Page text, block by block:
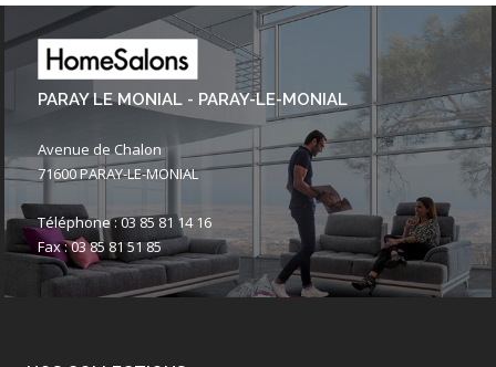
PARAY LE MONIAL - PARAY-LE-MONIAL
Avenue de Chalon
71600 PARAY-LE-MONIAL
Téléphone : 03 85 81 14 16
Fax : 03 85 81 51 85